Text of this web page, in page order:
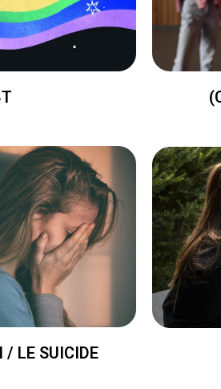
/ LE SUICIDE